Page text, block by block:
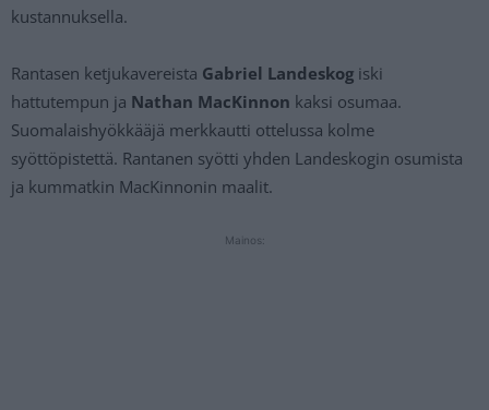
kustannuksella.
Rantasen ketjukavereista Gabriel Landeskog iski
hattutempun ja Nathan MacKinnon kaksi osumaa.
Suomalaishyökkääjä merkkautti ottelussa kolme
syöttöpistettä. Rantanen syötti yhden Landeskogin osumista
ja kummatkin MacKinnonin maalit.
Mainos: